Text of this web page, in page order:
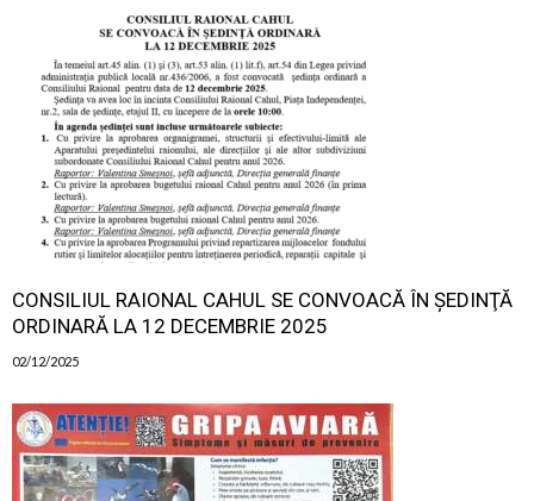
CONSILIUL RAIONAL CAHUL SE CONVOACĂ ÎN ŞEDINŢĂ
ORDINARĂ LA 12 DECEMBRIE 2025
02/12/2025